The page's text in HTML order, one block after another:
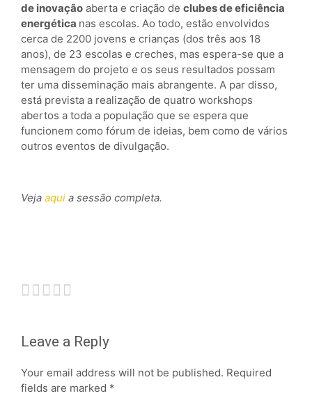
de inovação aberta e criação de clubes de eficiência
energética nas escolas. Ao todo, estão envolvidos
cerca de 2200 jovens e crianças (dos três aos 18
anos), de 23 escolas e creches, mas espera-se que a
mensagem do projeto e os seus resultados possam
ter uma disseminação mais abrangente. A par disso,
está prevista a realização de quatro workshops
abertos a toda a população que se espera que
funcionem como fórum de ideias, bem como de vários
outros eventos de divulgação.
Veja aqui a sessão completa.
Leave a Reply
Your email address will not be published. Required
fields are marked *